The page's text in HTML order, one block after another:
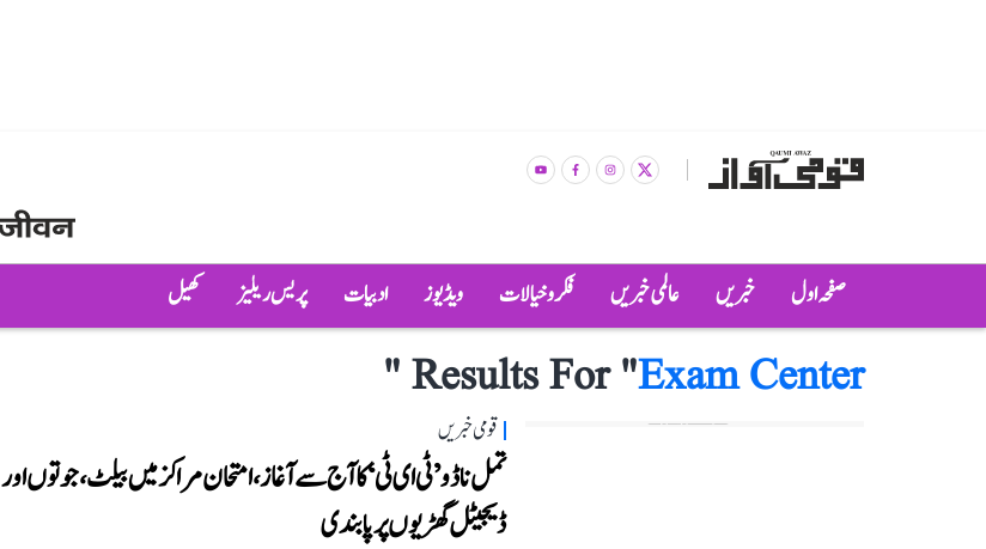
صفحہ اول خبریں عالمی خبریں فکر و خیالات ویڈیوز ادبیات پریس ریلیز کھیل
Results For "Exam Center
"
قومی خبریں
تمل ناڈو ’ٹی ای ٹی‘ کا آج سے آغاز، امتحان مراکز میں بیلٹ، جوتوں اور
ڈیجیٹل گھڑیوں پر پابندی